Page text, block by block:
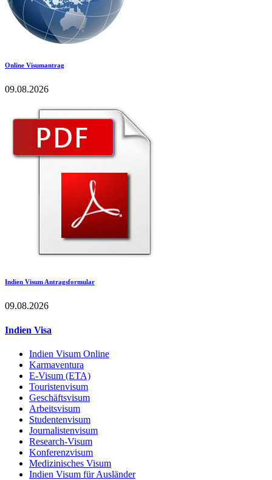
Online Visumantrag
09.08.2026
Indien Visum Antragsformular
09.08.2026
Indien Visa
Indien Visum Online
Karmaventura
E-Visum (ETA)
Touristenvisum
Geschäftsvisum
Arbeitsvisum
Studentenvisum
Journalistenvisum
Research-Visum
Konferenzvisum
Medizinisches Visum
Indien Visum für Ausländer